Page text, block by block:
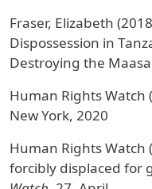
Fraser, Elizabeth
Dispossession in
Destroying the
Human Rights Watch
New York, 2020
Human Rights Watch
forcibly displaced for